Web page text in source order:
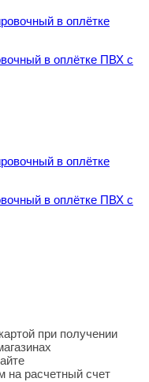
в оплётке ПВХ с
в оплётке ПВХ с
в оплётке ПВХ с
в оплётке ПВХ с
при получении
на расчетный счет